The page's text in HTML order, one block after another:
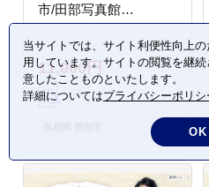
市/田部写真館
[AICZ010]
11,000円
当サイトでは、サイト利便性向上
用しています。サイトの閲覧を継
意したことものといたします。
詳細についてはプライバシーポリシ
OK